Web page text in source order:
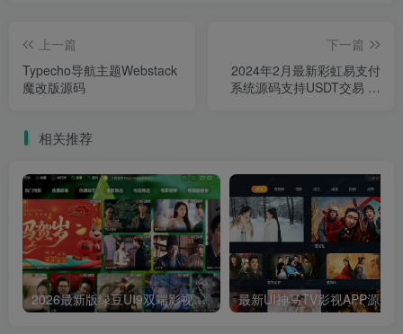
上一篇
Typecho导航主题Webstack
魔改版源码
下一篇
2024年2月最新彩虹易支付
系统源码支持USDT交易 内
相关推荐
2026最新版绿豆UI9双端影视APP源码